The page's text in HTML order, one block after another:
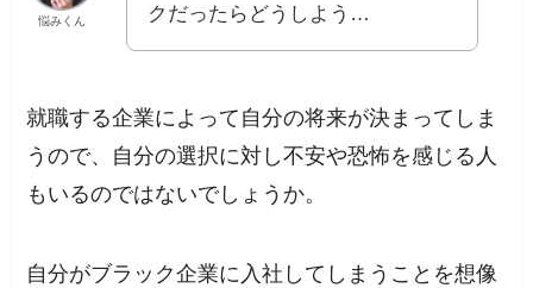
悩みくん
クだったらどうしよう…
就職する企業によって自分の将来が決まってしま
うので、 自分の選択に対し不安や恐怖を感じる 人
もいるのではないでしょうか。
自分がブラック企業に入社してしまうことを想像